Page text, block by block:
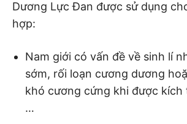
Dương Lực Đan được sử dụng
hợp:
Nam giới có vấn đề về sinh lí
sớm, rối loạn cương dương
khó cương cứng khi được kích
…